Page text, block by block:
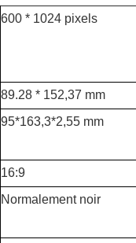
600 * 1024 pixels
89.28 * 152,37 mm
95*163,3*2,55 mm
16:9
Normalement noir